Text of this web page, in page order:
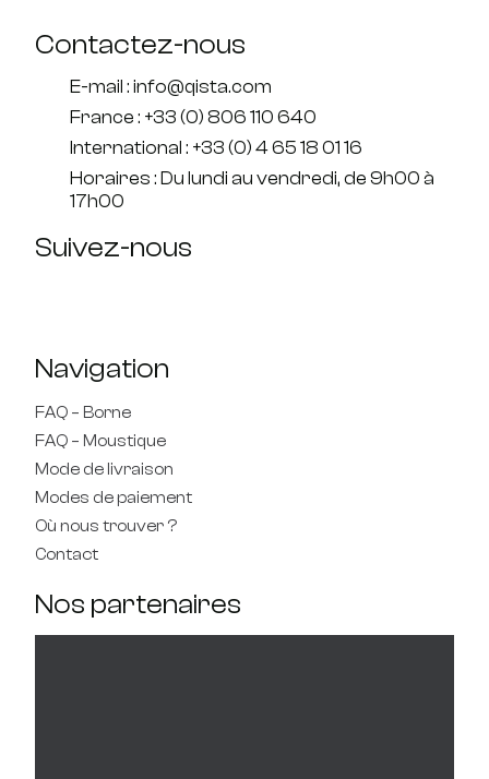
Contactez-nous
E-mail : info@qista.com
France : +33 (0) 806 110 640
International : +33 (0) 4 65 18 01 16
Horaires : Du lundi au vendredi, de 9h00 à
17h00
Suivez-nous
Navigation
FAQ – Borne
FAQ – Moustique
Mode de livraison
Modes de paiement
Où nous trouver ?
Contact
Nos partenaires